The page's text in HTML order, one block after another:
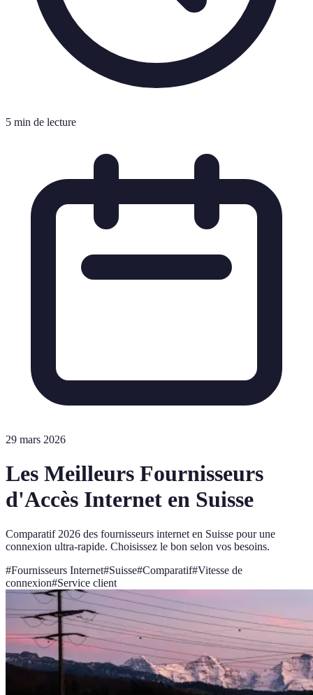
5 min de lecture
29 mars 2026
Les Meilleurs Fournisseurs
d'Accès Internet en Suisse
Comparatif 2026 des fournisseurs internet en Suisse pour une
connexion ultra-rapide. Choisissez le bon selon vos besoins.
#Fournisseurs Internet#Suisse#Comparatif#Vitesse de
connexion#Service client